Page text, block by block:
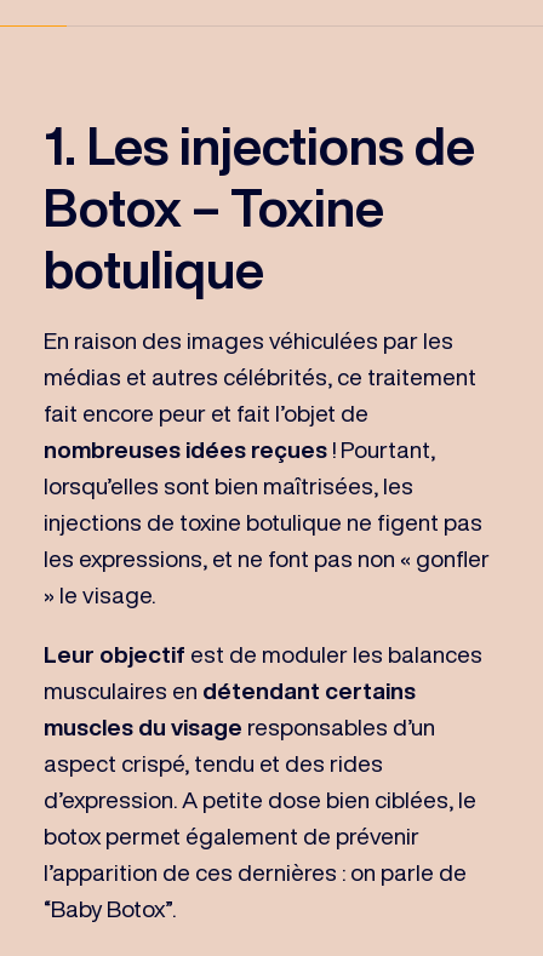
1. Les injections de
Botox – Toxine
botulique
En raison des images véhiculées par les
médias et autres célébrités, ce traitement
fait encore peur et fait l’objet de
nombreuses idées reçues! Pourtant,
lorsqu’elles sont bien maîtrisées, les
injections de toxine botulique ne figent pas
les expressions, et ne font pas non « gonfler
» le visage.
Leur objectif est de moduler les balances
musculaires en détendant certains
muscles du visage responsables d’un
aspect crispé, tendu et des rides
d’expression. A petite dose bien ciblées, le
botox permet également de prévenir
l’apparition de ces dernières : on parle de
“Baby Botox”.